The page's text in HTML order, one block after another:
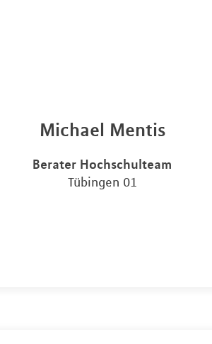
Michael Mentis
Berater Hochschulteam
Tübingen 01